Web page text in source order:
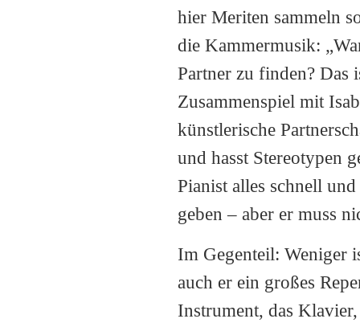
hier Meriten sammeln
die Kammermusik:
Partner zu finden? Das
Zusammenspiel mit
künstlerische
und hasst Stereotypen
Pianist alles schnell
geben – aber er muss
Im Gegenteil: Weniger
auch er ein großes
Instrument, das